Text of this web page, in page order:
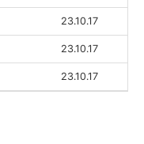
23.10.17
23.10.17
23.10.17